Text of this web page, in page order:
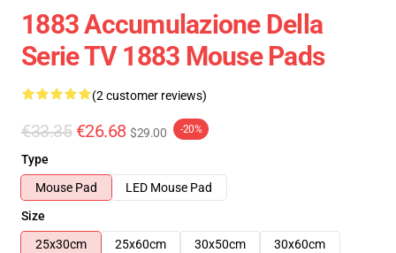
1883 Accumulazione Della
Serie TV 1883 Mouse Pads
(2 customer reviews)
€33.35 €26.68 $29.00 -20%
Type
Mouse Pad
LED Mouse Pad
Size
25x30cm
25x60cm 30x50cm
30x60cm